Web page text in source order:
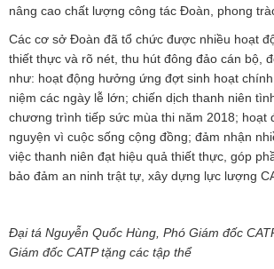
nâng cao chất lượng công tác Đoàn, phong
Các cơ sở Đoàn đã tổ chức được nhiều hoạt
thiết thực và rõ nét, thu hút đông đảo cán bộ,
như: hoạt động hưởng ứng đợt sinh hoạt
niệm các ngày lễ lớn; chiến dịch thanh niên
chương trình tiếp sức mùa thi năm 2018; hoạt
nguyện vì cuộc sống cộng đồng; đảm nhận
việc thanh niên đạt hiệu quả thiết thực, góp
bảo đảm an ninh trật tự, xây dựng lực lượng
Đại tá Nguyễn Quốc Hùng, Phó Giám đốc
Giám đốc CATP tặng các tập thể